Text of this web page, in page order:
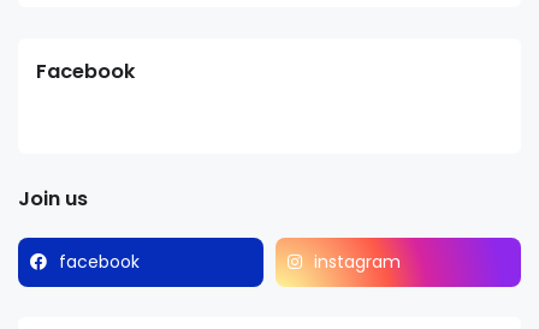
Facebook
Join us
facebook instagram